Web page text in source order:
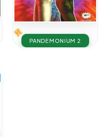
PANDEMONIUM 2